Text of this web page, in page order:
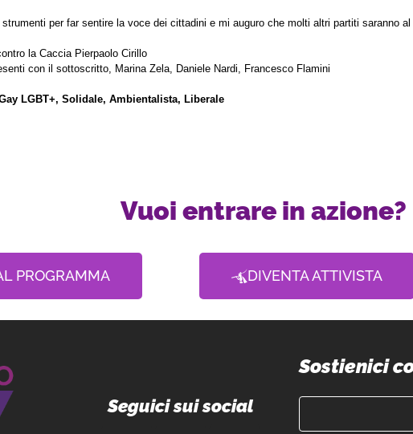
per far sentire la voce dei cittadini e mi auguro che molti altri partiti saranno
la Caccia Pierpaolo Cirillo
con il sottoscritto, Marina Zela, Daniele Nardi, Francesco Flamini
LGBT+, Solidale, Ambientalista, Liberale
Vuoi entrare in azione?
PROGRAMMA DIVENTA ATTIVISTA
Seguici sui social
Sostienici